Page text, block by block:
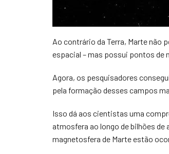
Ao contrário da Terra, Marte não
espacial – mas possui pontos de
Agora, os pesquisadores
pela formação desses campos
Isso dá aos cientistas uma
atmosfera ao longo de bilhões
magnetosfera de Marte estão